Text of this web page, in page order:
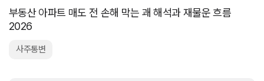
부동산 아파트 매도 전 손해 막는 괘 해석과 재물운 흐름
2026
사주통변